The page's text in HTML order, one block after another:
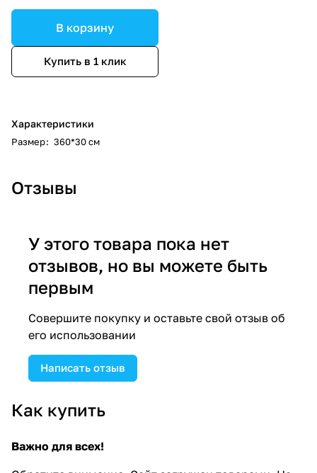
В корзину
Купить в 1 клик
Характеристики
Размер: 360*30 см
Отзывы
У этого товара пока нет
отзывов, но вы можете быть
первым
Совершите покупку и оставьте свой отзыв об
его использовании
Написать отзыв
Как купить
Важно для всех!